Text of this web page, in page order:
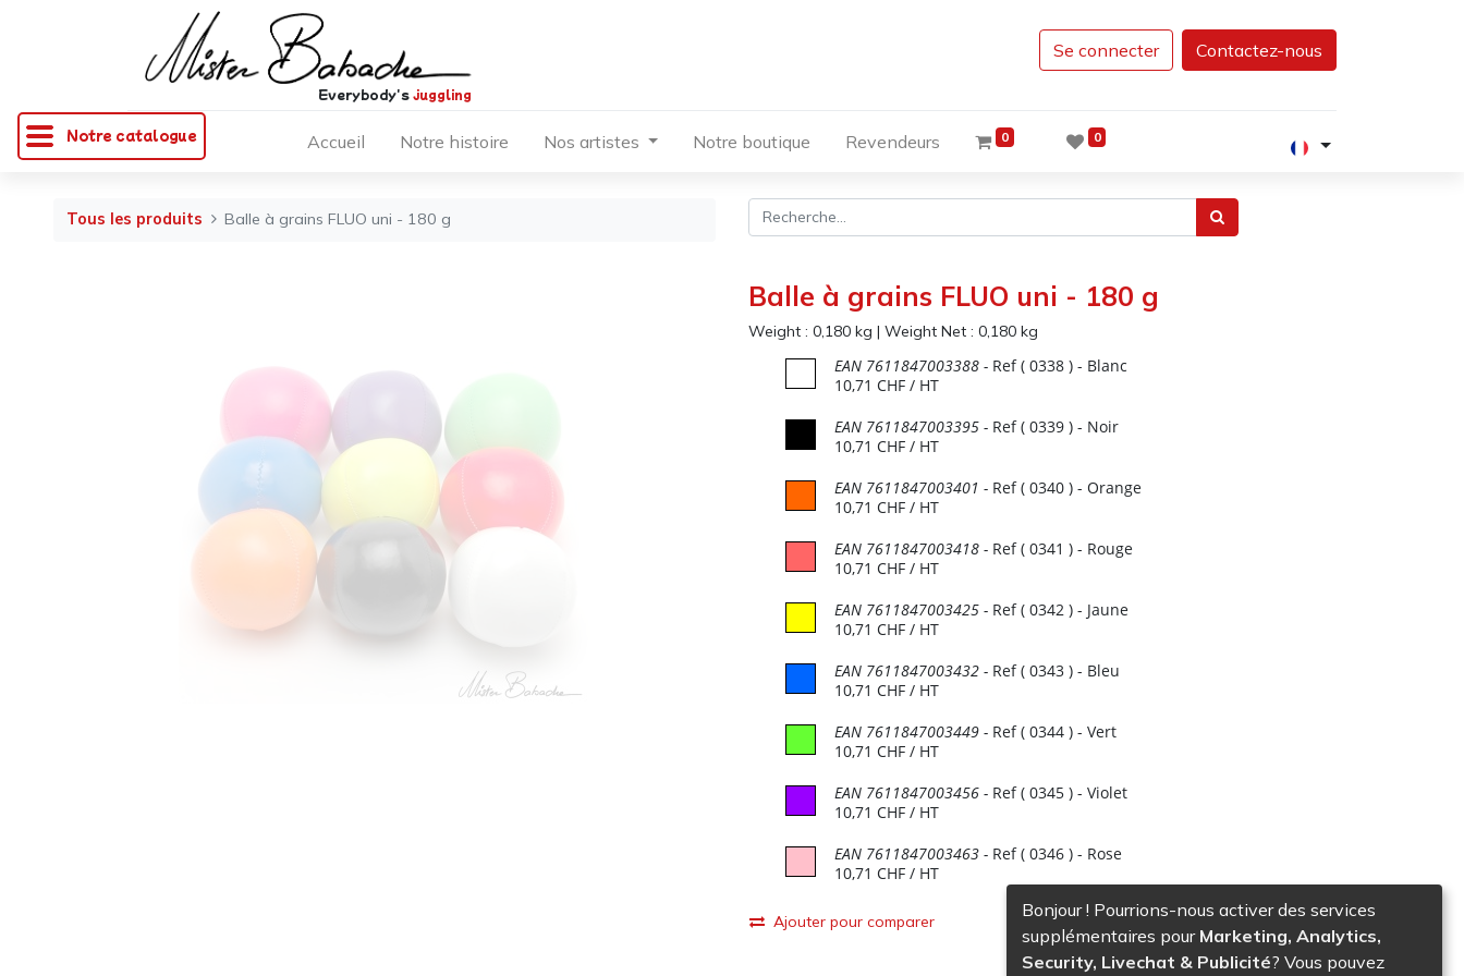
Notre catalogue
Everybody'sjuggling
Se connecter Contactez-nous
Accueil Notre histoire Nos artistes Notre boutique Revendeurs 0 0
Tous les produits Balle à grains FLUO uni - 180 g
Balle à grains FLUO uni - 180 g
Weight : 0,180kg | Weight Net : 0,180kg
10,71 CHF/ HT
EAN 7611847003388- Ref ( 0338) - Blanc
10,71 CHF/ HT
EAN 7611847003395- Ref ( 0339) - Noir
10,71 CHF/ HT
EAN 7611847003401 - Ref ( 0340) - Orange
10,71 CHF/ HT
EAN 7611847003418- Ref ( 0341 ) - Rouge
10,71 CHF/ HT
EAN 7611847003425- Ref ( 0342 ) - Jaune
10,71 CHF/ HT
EAN 7611847003432- Ref ( 0343) - Bleu
10,71 CHF/ HT
EAN 7611847003449- Ref ( 0344) - Vert
10,71 CHF/ HT
EAN 7611847003456- Ref ( 0345) - Violet
10,71 CHF/ HT
EAN 7611847003463- Ref ( 0346) - Rose
Ajouter pour comparer
Bonjour ! Pourrions-nous activer des services
supplémentaires pour Marketing, Analytics,
Security, Livechat & Publicité? Vous pouvez